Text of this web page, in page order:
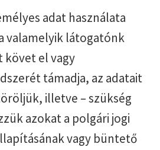
adat használata
valamelyik látogatónk
követ el vagy
támadja, az adatait
illetve – szükség
azokat a polgári jogi
vagy büntető